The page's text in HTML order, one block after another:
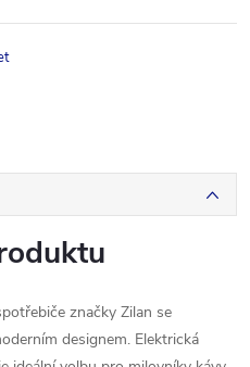
značky Zilan se
designem. Elektrická